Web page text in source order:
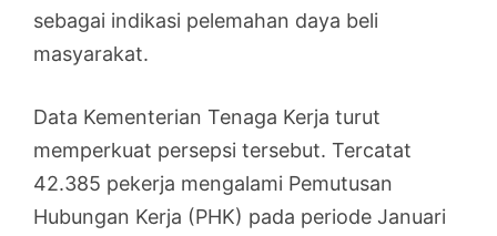
sebagai indikasi pelemahan daya beli
masyarakat.
Data Kementerian Tenaga Kerja turut
memperkuat persepsi tersebut. Tercatat
42.385 pekerja mengalami Pemutusan
Hubungan Kerja (PHK) pada periode Januari